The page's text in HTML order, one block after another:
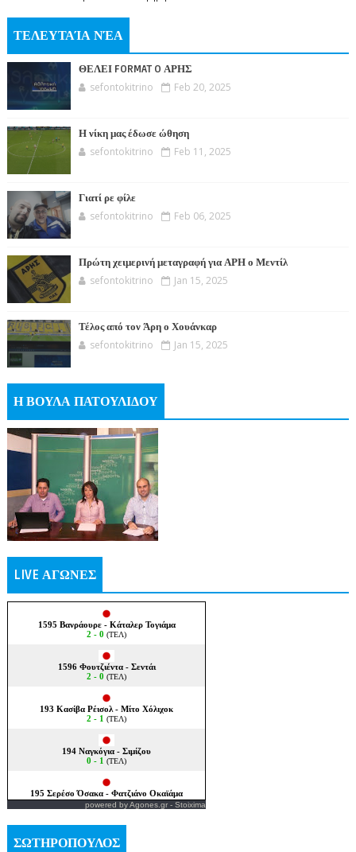
ΤΕΛΕΥΤΑΊΑ ΝΈΑ
ΘΕΛΕΙ FORMAT O ΑΡΗΣ
sefontokitrino Feb 20, 2025
Η νίκη μας έδωσε ώθηση
sefontokitrino Feb 11, 2025
Γιατί ρε φίλε
sefontokitrino Feb 06, 2025
Πρώτη χειμερινή μεταγραφή για ΑΡΗ ο Μεντίλ
sefontokitrino Jan 15, 2025
Τέλος από τον Άρη ο Χουάνκαρ
sefontokitrino Jan 15, 2025
Η ΒΟΥΛΑ ΠΑΤΟΥΛΙΔΟΥ
LIVE ΑΓΩΝΕΣ
powered byAgones.gr- Stoixima
ΣΩΤΗΡΟΠΟΥΛΟΣ